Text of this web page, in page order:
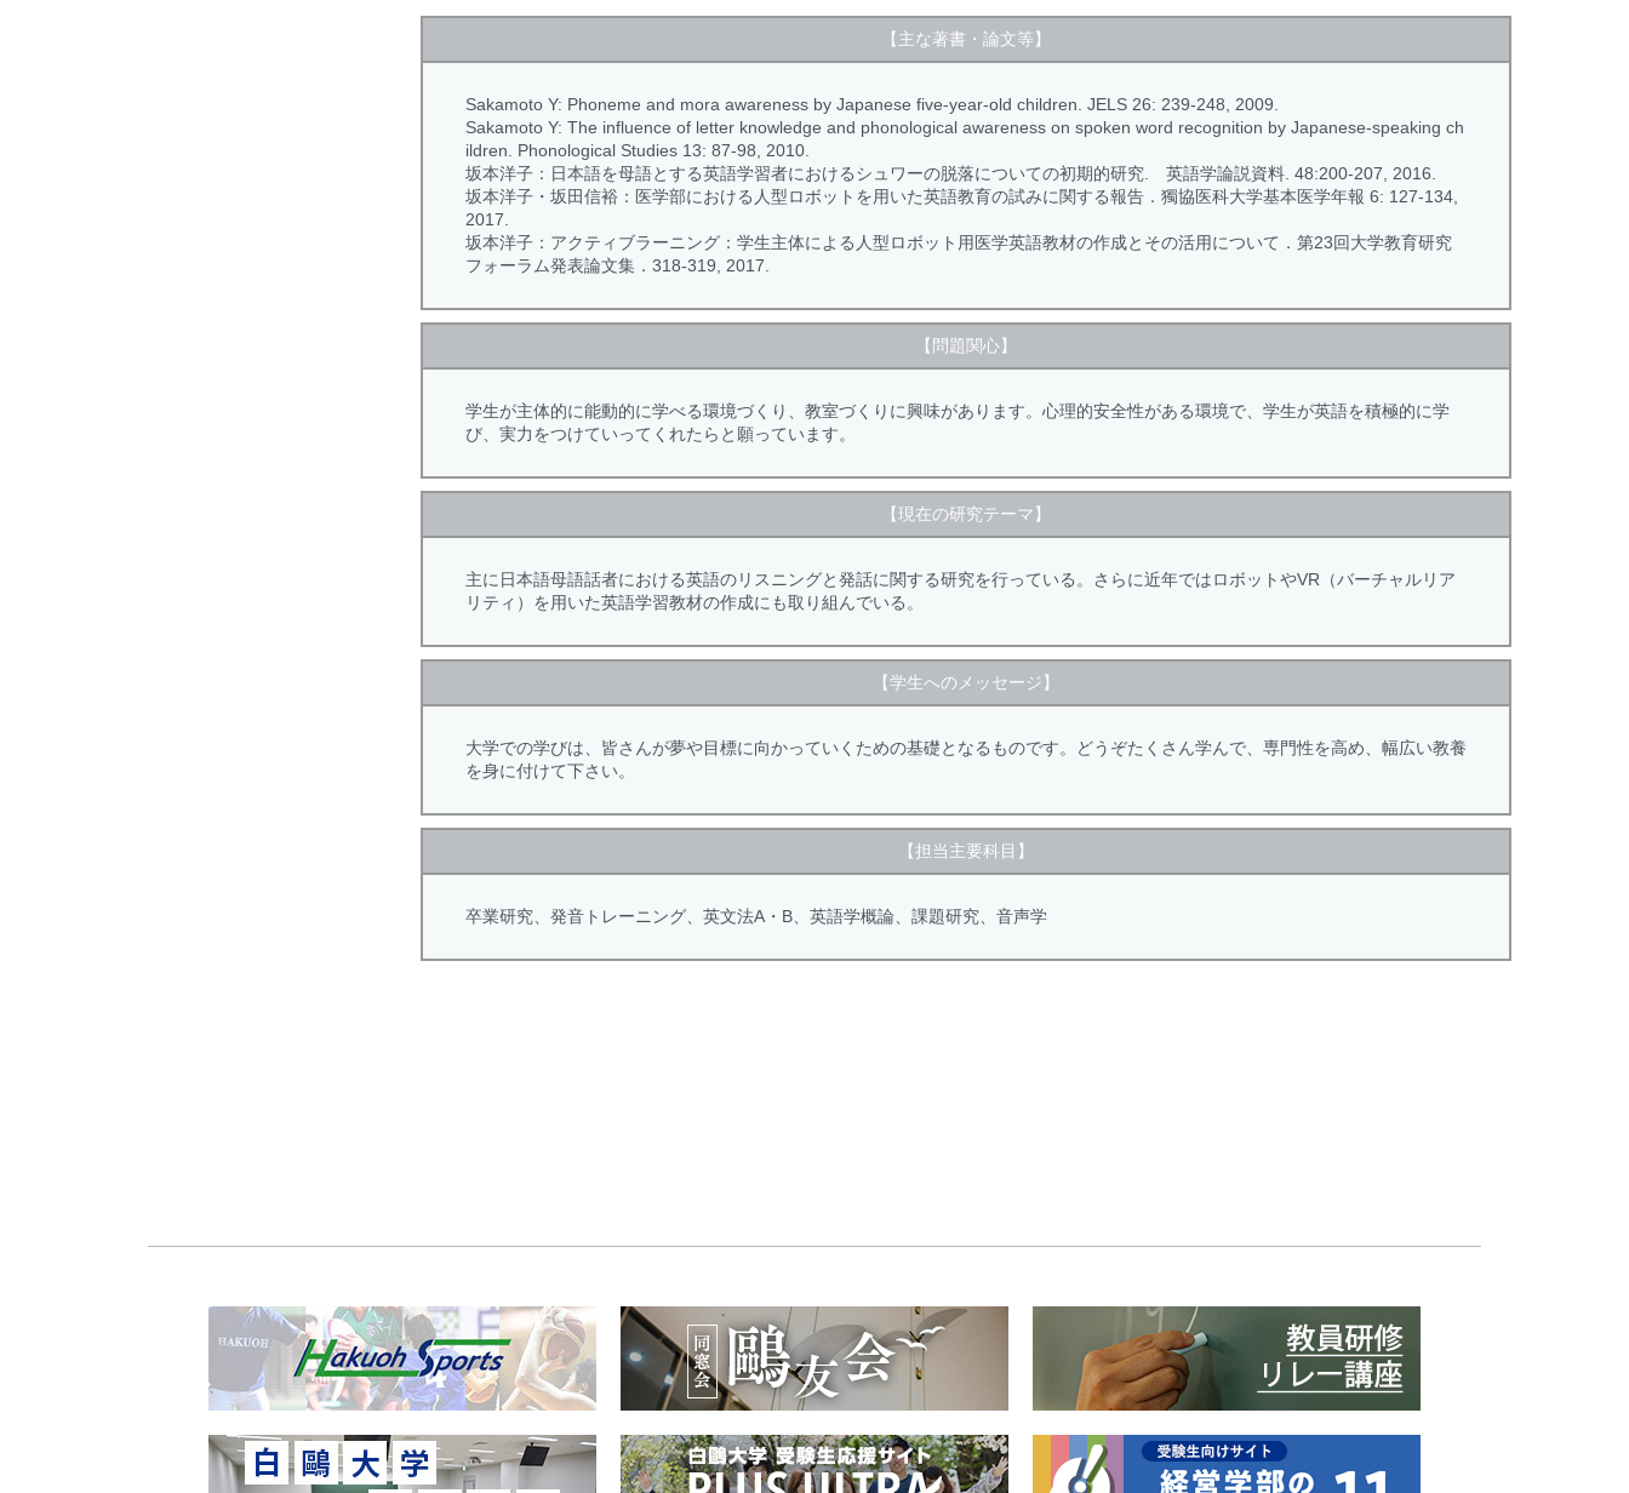
【主な著書・論文等】
Sakamoto Y: Phoneme and mora awareness by Japanese five-year-old children. JELS 26: 239-248, 2009.
Sakamoto Y: The influence of letter knowledge and phonological awareness on spoken word recognition by Japanese-speaking ch
ildren. Phonological Studies 13: 87-98, 2010.
坂本洋子：日本語を母語とする英語学習者におけるシュワーの脱落についての初期的研究. 英語学論説資料. 48:200-207, 2016.
坂本洋子・坂田信裕：医学部における人型ロボットを用いた英語教育の試みに関する報告．獨協医科大学基本医学年報 6: 127-134,
2017.
坂本洋子：アクティブラーニング：学生主体による人型ロボット用医学英語教材の作成とその活用について．第23回大学教育研究
フォーラム発表論文集．318-319, 2017.
【問題関心】
学生が主体的に能動的に学べる環境づくり、教室づくりに興味があります。心理的安全性がある環境で、学生が英語を積極的に学
び、実力をつけていってくれたらと願っています。
【現在の研究テーマ】
主に日本語母語話者における英語のリスニングと発話に関する研究を行っている。さらに近年ではロボットやVR（バーチャルリア
リティ）を用いた英語学習教材の作成にも取り組んでいる。
【学生へのメッセージ】
大学での学びは、皆さんが夢や目標に向かっていくための基礎となるものです。どうぞたくさん学んで、専門性を高め、幅広い教養
を身に付けて下さい。
【担当主要科目】
卒業研究、発音トレーニング、英文法A・B、英語学概論、課題研究、音声学